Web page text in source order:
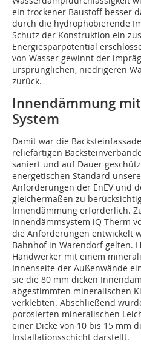
ein trockener Baustoff besser
durch die hydrophobierende
Schutz der Konstruktion ein
Energiesparpotential
von Wasser gewinnt der
ursprünglichen, niedrigeren
zurück.
Innendämmung
System
Damit war die
reliefartigen
saniert und auf Dauer
energetischen Standard
Anforderungen der EnEV und
gleichermaßen zu
Innendämmung erforderlich.
Innendämmsystem iQ-Therm
die Anforderungen entwickelt
Bahnhof in Warendorf gelten.
Handwerker mit einem
Innenseite der Außenwände
sie die 80 mm dicken
abgestimmten mineralischen
verklebten. Abschließend
porosierten mineralischen
einer Dicke von 10 bis 15 mm
Installationsschicht darstellt.